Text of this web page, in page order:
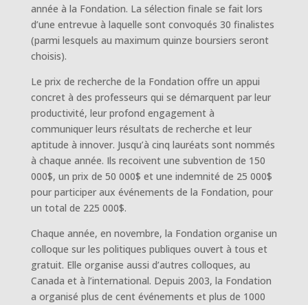
année à la Fondation. La sélection finale se fait lors
d’une entrevue à laquelle sont convoqués 30 finalistes
(parmi lesquels au maximum quinze boursiers seront
choisis).
Le prix de recherche de la Fondation offre un appui
concret à des professeurs qui se démarquent par leur
productivité, leur profond engagement à
communiquer leurs résultats de recherche et leur
aptitude à innover. Jusqu’à cinq lauréats sont nommés
à chaque année. Ils recoivent une subvention de 150
000$, un prix de 50 000$ et une indemnité de 25 000$
pour participer aux événements de la Fondation, pour
un total de 225 000$.
Chaque année, en novembre, la Fondation organise un
colloque sur les politiques publiques ouvert à tous et
gratuit. Elle organise aussi d’autres colloques, au
Canada et à l’international. Depuis 2003, la Fondation
a organisé plus de cent événements et plus de 1000